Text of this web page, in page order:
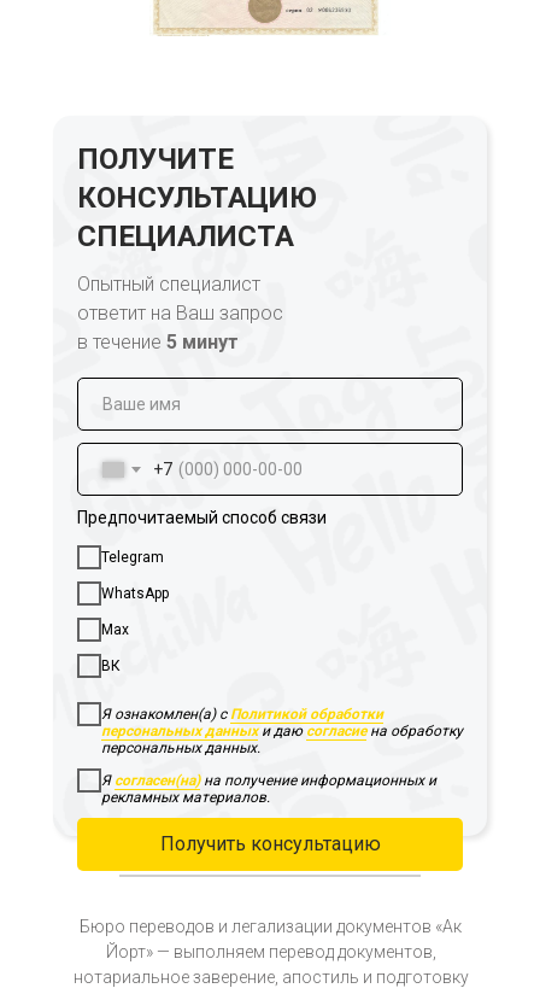
ПОЛУЧИТЕ
КОНСУЛЬТАЦИЮ
СПЕЦИАЛИСТА
Бюро переводов и легализации документов «Ак
Йорт» — выполняем перевод документов,
нотариальное заверение, апостиль и подготовку
Опытный специалист
ответит на Ваш запрос
в течение 5 минут
+7
Предпочитаемый способ связи
Telegram
WhatsApp
Max
ВК
Я ознакомлен(а) с Политикой обработки
персональных данныхи даю согласиена обработку
персональных данных.
Я согласен(на)на получение информационных и
рекламных материалов.
Получить консультацию